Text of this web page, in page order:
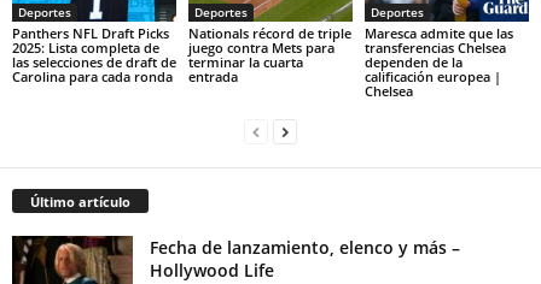
Deportes
Panthers NFL Draft Picks
2025: Lista completa de
las selecciones de draft de
Carolina para cada ronda
Deportes
Nationals récord de triple
juego contra Mets para
terminar la cuarta
entrada
Deportes
Maresca admite que las
transferencias Chelsea
dependen de la
calificación europea |
Chelsea
Último artículo
Fecha de lanzamiento, elenco y más –
Hollywood Life